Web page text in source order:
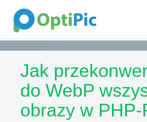
Jak
do WebP
obrazy w PHP-